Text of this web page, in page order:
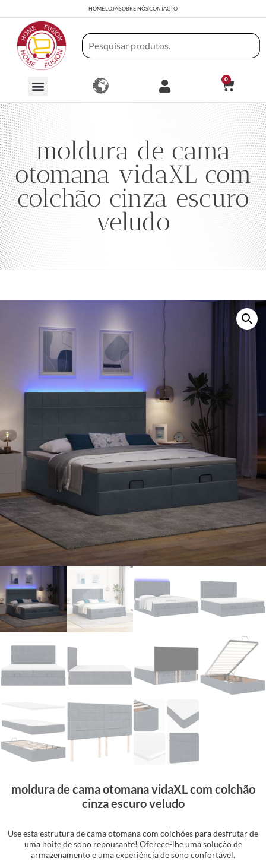
HOMELOJASOBRE NÓSCONTACTO
0
moldura de cama
otomana vidaXL com
colchão cinza escuro
veludo
moldura de cama otomana vidaXL com colchão
cinza escuro veludo
Use esta estrutura de cama otomana com colchões para desfrutar de
uma noite de sono repousante! Oferece-lhe uma solução de
armazenamento e uma experiência de sono confortável.